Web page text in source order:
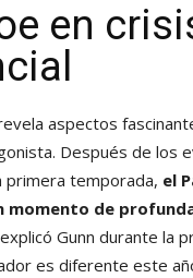
en
aspectos
Después de los
primera temporada, el
momento de
Gunn durante la
es diferente este